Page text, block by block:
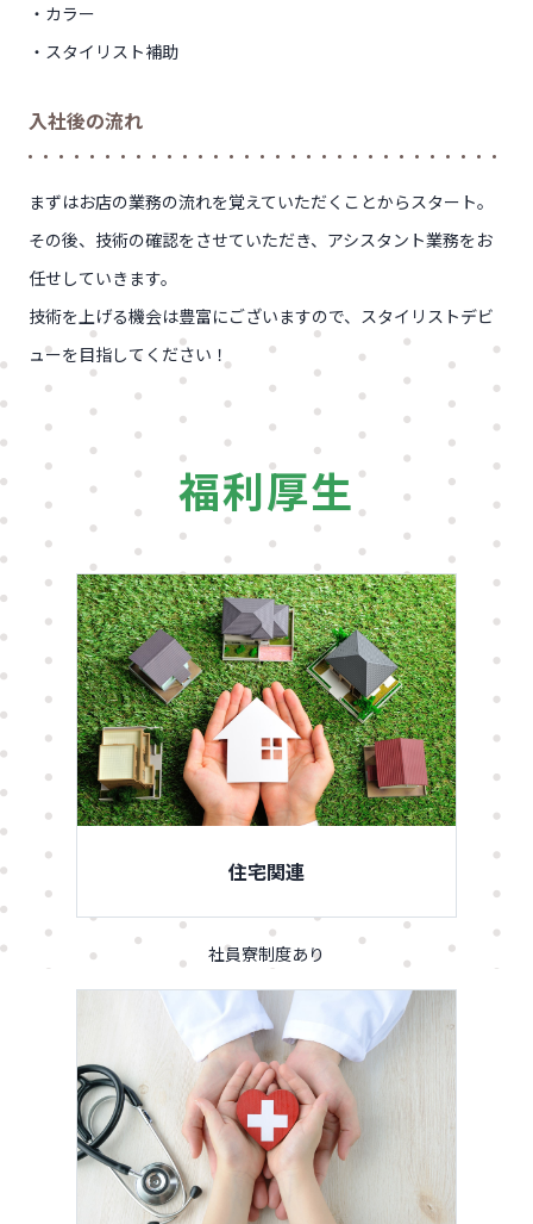
・カラー
・スタイリスト補助
入社後の流れ
まずはお店の業務の流れを覚えていただくことからスタート。
その後、技術の確認をさせていただき、アシスタント業務をお
任せしていきます。
技術を上げる機会は豊富にございますので、スタイリストデビ
ューを目指してください！
福利厚生
住宅関連
社員寮制度あり